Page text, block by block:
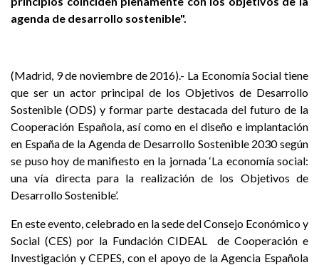
agenda de desarrollo sostenible".
(Madrid, 9 de noviembre de 2016).- La Economía Social tiene
que ser un actor principal de los Objetivos de Desarrollo
Sostenible (ODS) y formar parte destacada del futuro de la
Cooperación Española, así como en el diseño e implantación
en España de la Agenda de Desarrollo Sostenible 2030 según
se puso hoy de manifiesto en la jornada ‘La economía social:
una vía directa para la realización de los Objetivos de
Desarrollo Sostenible’.
En este evento, celebrado en la sede del Consejo Económico y
Social (CES) por la Fundación CIDEAL de Cooperación e
Investigación y CEPES, con el apoyo de la Agencia Española